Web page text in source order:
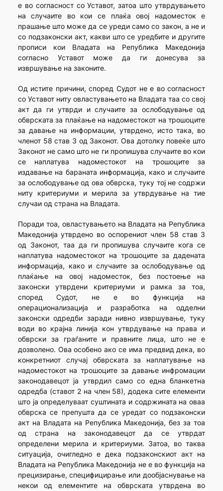
е во согласност со Уставот, затоа што утврдувањето
на случаите во кои се плаќа овој надоместок е
прашање што може да се уреди само со закон, а не и
со подзаконски акт, какви што се уредбите и другите
прописи кои Владата на Република Македонија
согласно Уставот може да ги донесува за
извршување на законите.
Од истите причини, според Судот не е во согласност
со Уставот ниту овластувањето на Владата таа со свој
акт да ги утврди и случаите за ослободување од
обврската за плаќање на надоместокот на трошоците
за давање на информации, утврдено, исто така, во
членот 58 став 3 од Законот. Ова дотолку повеќе што
Законот не само што не ги пропишува случаите во кои
се наплатува надоместокот на трошоците за
издавање на бараната информација, како и случаите
за ослободување од ова обврска, туку тој не содржи
ниту критериуми и мерила за утврдување на тие
случаи од страна на Владата.
Поради тоа, овластувањето на Владата на Република
Македонија утврдено во оспорениот член 58 став 3
од Законот, таа да ги пропишува случаите кога се
наплатува надоместокот на трошоците за дадената
информација, како и случаите за ослободување од
плаќање на овој надоместок, без постоење на
законски утврдени критериуми и рамка за тоа,
според Судот, не е во функција на
операционализација и разработка на одделни
законски одредби заради нивно извршување, туку
води во крајна линија кон утврдување на права и
обврски за граѓаните и правните лица, што не е
дозволено. Ова особено ако се има предвид дека, во
конкретниот случај обврската за наплатување на
надоместокот на трошоците за давање инфромации
законодавецот ја утврдил само со една бланкетна
одредба (ставот 2 на член 58), додека сите елементи
што ја определуваат суштината и содржината на оваа
обврска се препушта да се уредат со подзаконски
акт на Владата на Република Македонија, без за тоа
од страна на законодавецот да се утврдат
определени мерила и критериуми. Затоа, во таква
ситуација, очигледно е дека подзаконскиот акт на
Владата на Република Македонија не е во функција на
прецизирање, специфицирање или дообјаснување на
некои од елементите на обврската утврдена во